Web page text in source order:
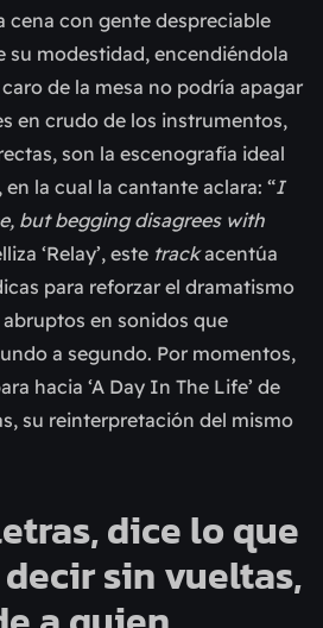
cena con gente despreciable
su modestidad, encendiéndola
de la mesa no podría apagar
en crudo de los instrumentos,
son la escenografía ideal
la cual la cantante aclara: “I
but begging disagrees with
‘Relay’, este trackacentúa
para reforzar el dramatismo
en sonidos que
a segundo. Por momentos,
hacia ‘A Day In The Life’ de
su reinterpretación del mismo
dice lo que
sin vueltas,